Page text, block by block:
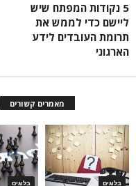
5 נקודות המפתח שיש
ליישם כדי לממש את
תרומת העובדים לידע
הארגוני
מאמרים קשורים
בלוגים בלוגים